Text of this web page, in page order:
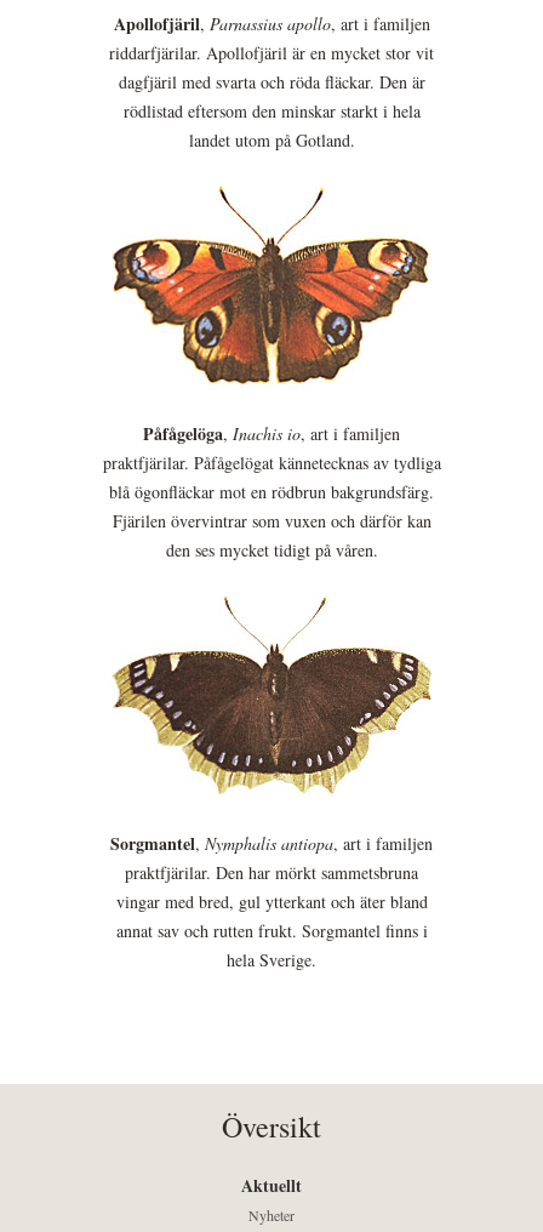
Apollofjäril, Parnassius apollo, art i familjen
riddarfjärilar. Apollofjäril är en mycket stor vit
dagfjäril med svarta och röda fläckar. Den är
rödlistad eftersom den minskar starkt i hela
landet utom på Gotland.
Påfågelöga, Inachis io, art i familjen
praktfjärilar. Påfågelögat kännetecknas av tydliga
blå ögonfläckar mot en rödbrun bakgrundsfärg.
Fjärilen övervintrar som vuxen och därför kan
den ses mycket tidigt på våren.
Sorgmantel, Nymphalis antiopa, art i familjen
praktfjärilar. Den har mörkt sammetsbruna
vingar med bred, gul ytterkant och äter bland
annat sav och rutten frukt. Sorgmantel finns i
hela Sverige.
Översikt
Aktuellt
Nyheter